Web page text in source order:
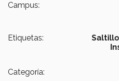
Campus:
Etiquetas:
Categoría: